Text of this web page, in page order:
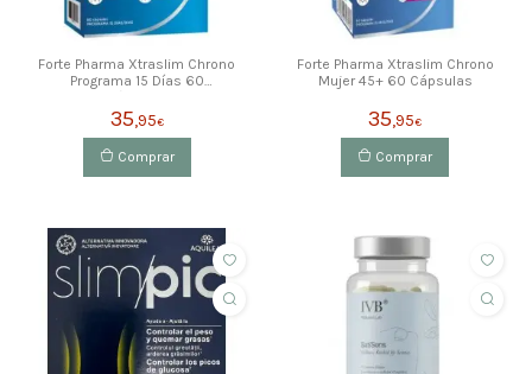
Forte Pharma Xtraslim Chrono
Programa 15 Días 60
35,95€
Comprar
Forte Pharma Xtraslim Chrono
Mujer 45+ 60 Cápsulas
35,95€
Comprar